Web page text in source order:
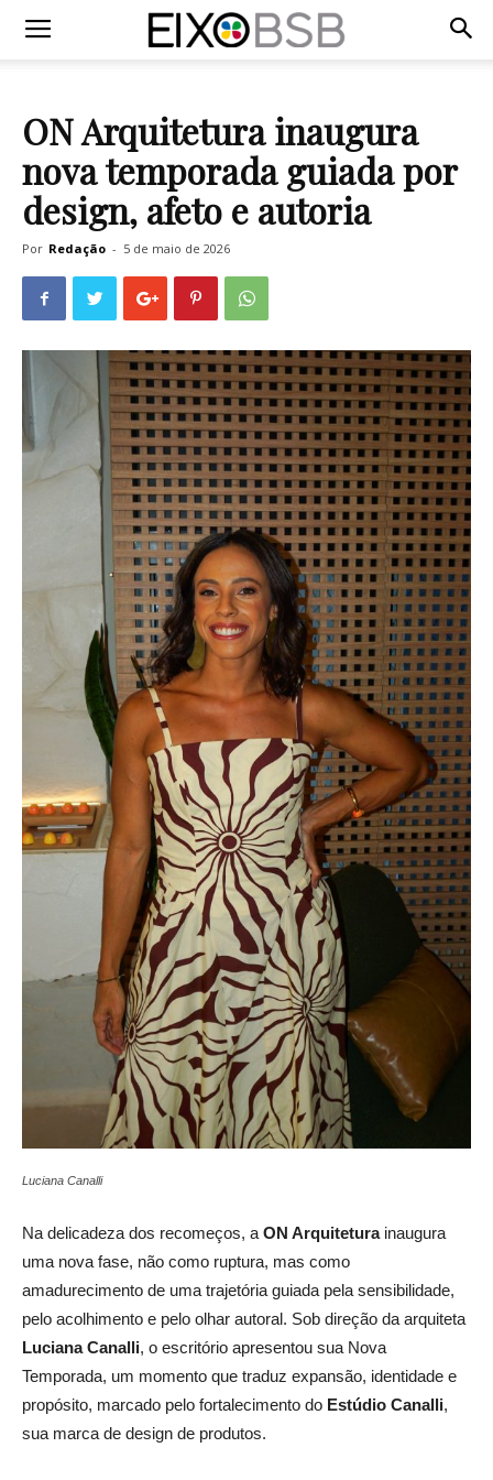
ON Arquitetura inaugura
nova temporada guiada por
design, afeto e autoria
Por Redação - 5 de maio de 2026
Luciana Canalli
Na delicadeza dos recomeços, a ON Arquiteturainaugura
uma nova fase, não como ruptura, mas como
amadurecimento de uma trajetória guiada pela sensibilidade,
pelo acolhimento e pelo olhar autoral. Sob direção da arquiteta
Luciana Canalli, o escritório apresentou sua Nova
Temporada, um momento que traduz expansão, identidade e
propósito, marcado pelo fortalecimento do Estúdio Canalli,
sua marca de design de produtos.